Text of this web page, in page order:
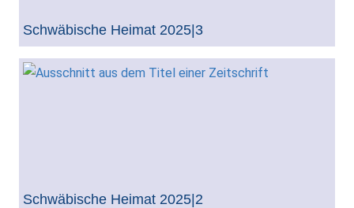
Schwäbische Heimat 2025|3
Schwäbische Heimat 2025|2